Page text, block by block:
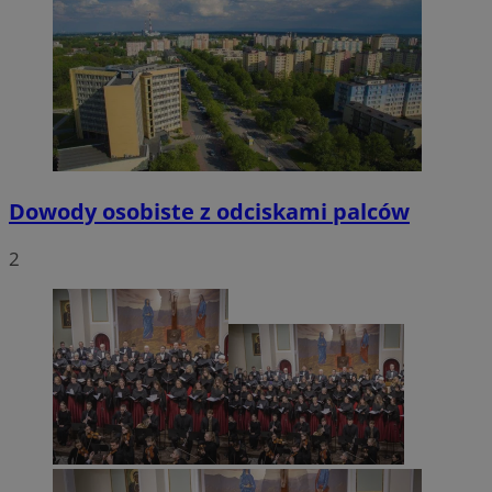
Dowody osobiste z odciskami palców
2
VISITOR_PRIVACY_METADATA
YouTube
.youtube.com
5 miesięcy 4
CookieScriptConsent
CookieScript
mojetychy.pl
4 tygodnie 2